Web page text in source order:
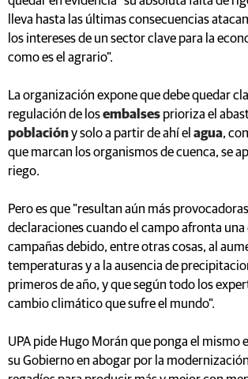
lleva hasta las últimas consecuencias
los intereses de un sector clave para la
como es el agrario".
La organización expone que debe quedar
regulación de losembalses prioriza el
poblacióny solo a partir de ahí el agua,
que marcan los organismos de cuenca, se
riego.
Pero es que "resultan aún más
declaraciones cuando el campo afronta una
campañas debido, entre otras cosas, al
temperaturas y a la ausencia de
primeros de año, y que según todo los
cambio climático que sufre el mundo".
UPA pide Hugo Morán que ponga el mismo
su Gobierno en abogar por la